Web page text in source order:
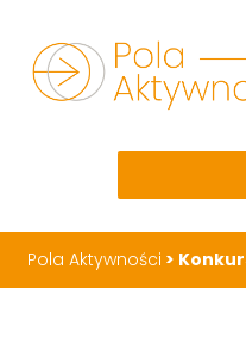
Pola Aktywności >